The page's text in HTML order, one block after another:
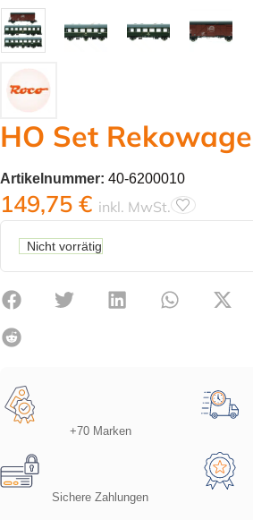
HO Set
Artikelnummer: 40-6200010
149,75 € inkl. MwSt.
Nicht vorrätig
+70 Marken
Sichere Zahlungen